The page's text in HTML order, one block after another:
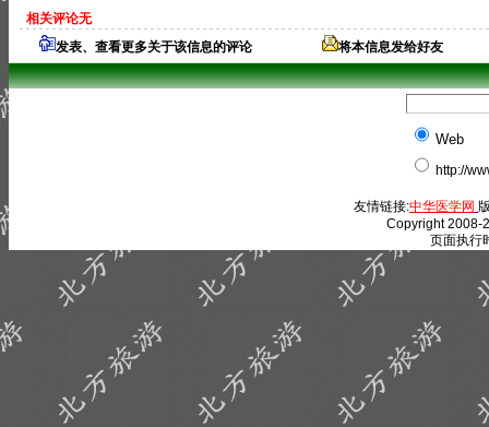
相关评论无
发表、查看更多关于该信息的评论
将本信息发给好友
Web
http://
友情链接:中华医学网
Copyright 2008-
页面执行